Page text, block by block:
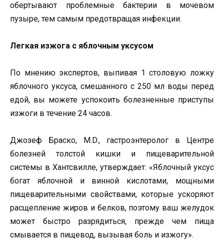
обертывают проблемные бактерии в мочевом
пузыре, тем самым предотвращая инфекции.
Легкая изжога с яблочным уксусом
По мнению экспертов, выпивая 1 столовую ложку
яблочного уксуса, смешанного с 250 мл воды перед
едой, вы можете успокоить болезненные приступы
изжоги в течение 24 часов.
Джозеф Браско, M.D., гастроэнтеролог в Центре
болезней толстой кишки и пищеварительной
системы в Хантсвилле, утверждает: «Яблочный уксус
богат яблочной и винной кислотами, мощными
пищеварительными свойствами, которые ускоряют
расщепление жиров и белков, поэтому ваш желудок
может быстро разрядиться, прежде чем пища
смывается в пищевод, вызывая боль и изжогу».